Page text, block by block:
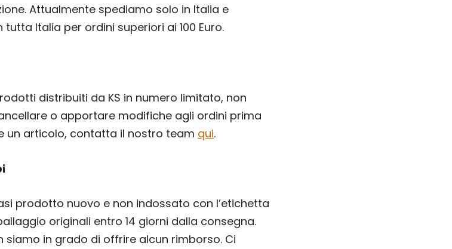
Attualmente spediamo solo in Italia e
Italia per ordini superiori ai 100 Euro.
distribuiti da KS in numero limitato, non
o apportare modifiche agli ordini prima
un articolo, contatta il nostro team qui.
prodotto nuovo e non indossato con l’etichetta
originali entro 14 giorni dalla consegna.
siamo in grado di offrire alcun rimborso. Ci